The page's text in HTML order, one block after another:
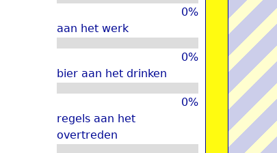
0%
aan het werk
0%
bier aan het drinken
0%
regels aan het
overtreden